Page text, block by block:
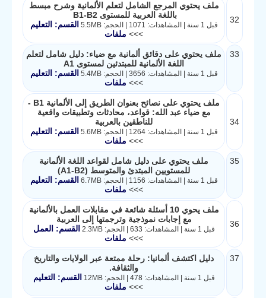
32
ملف يحتوي المرجع الشامل لتعلم الألمانية وشرح مبسط
باللغة العربية للمستوى B1-B2
قبل 1 سنة | المشاهدات: 1071 | الحجم: 5.5MB
القسم: التعليم
>>> ملفات
33
ملف يحتوي على دقائق ألمانية مع ضياء: دليل شامل لتعلم
اللغة الألمانية للمبتدئين لمستوى A1
قبل 1 سنة | المشاهدات: 3656 | الحجم: 5.4MB
القسم: التعليم
>>> ملفات
34
ملف يحتوي على نصائح بعنوان الطريق إلى الألمانية B1 -
مع ضياء عبد الله: قواعد، محادثات وتطبيقات واقعية
للناطقين بالعربية
قبل 1 سنة | المشاهدات: 1264 | الحجم: 5.6MB
القسم: التعليم
>>> ملفات
35
ملف يحتوي على دليل شامل لقواعد اللغة الألمانية
للمستويين المبتدئ والمتوسط (A1-B2)
قبل 1 سنة | المشاهدات: 1156 | الحجم: 6.7MB
القسم: التعليم
>>> ملفات
36
ملف يحوي 10 أسئلة شائعة في مقابلات العمل بالألمانية
مع إجابات نموذجية وترجمتها إلى العربية
قبل 1 سنة | المشاهدات: 633 | الحجم: 2.3MB
القسم: العمل
>>> ملفات
37
دليل اكتشف ألمانيا: رحلة ممتعة عبر الولايات والتاريخ
والثقافة.
قبل 1 سنة | المشاهدات: 478 | الحجم: 12MB
القسم: التعليم
>>> ملفات